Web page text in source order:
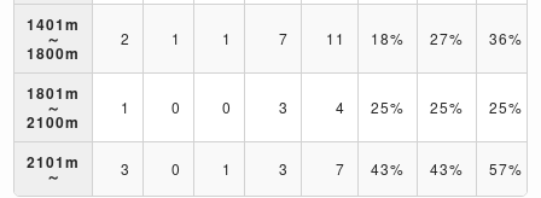
1401m
～
1800m
2 1 1 7 11 18% 27% 36%
1801m
～
2100m
1 0 0 3 4 25% 25% 25%
2101m
～ 3 0 1 3 7 43% 43% 57%